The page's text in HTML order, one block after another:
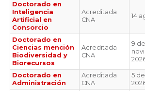
Doctorado en
Inteligencia
Artificial en
Consorcio
Acreditada
CNA
14
Doctorado en
Ciencias mención
Biodiversidad y
Biorecursos
Acreditada
CNA
9 de
Doctorado en
Administración
Acreditada
CNA
5